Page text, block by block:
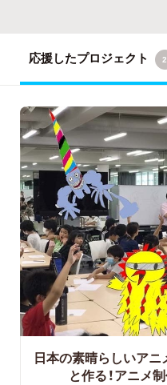
応援したプロジェクト 2
日本の素晴らしいアニ
と作る！アニメ